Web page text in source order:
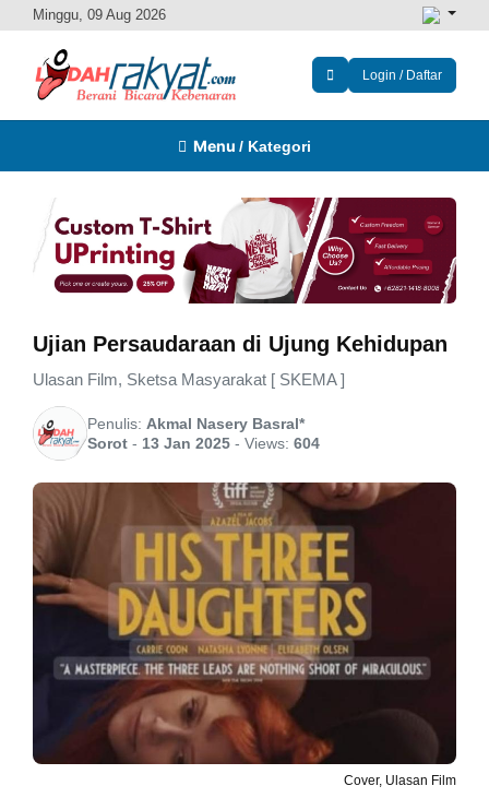
Minggu, 09 Aug 2026
Login / Daftar
Menu / Kategori
Ujian Persaudaraan di Ujung Kehidupan
Ulasan Film, Sketsa Masyarakat [ SKEMA ]
Penulis: Akmal Nasery Basral*
Sorot - 13 Jan 2025 - Views: 604
Cover, Ulasan Film